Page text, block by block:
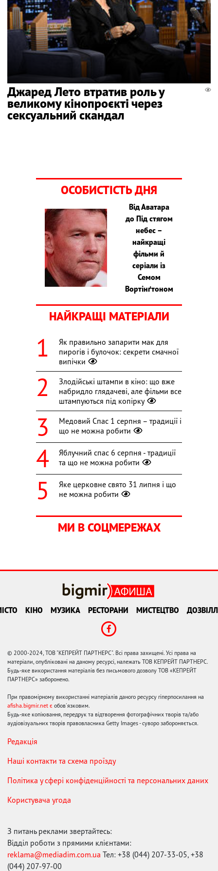
Джаред Лето втратив роль у
великому кінопроєкті через
сексуальний скандал
ОСОБИСТІСТЬ ДНЯ
Від Аватара
до Під стягом
небес –
найкращі
фільми й
серіали із
Семом
Вортінґтоном
НАЙКРАЩІ МАТЕРІАЛИ
Як правильно запарити мак для
пирогів і булочок: секрети смачної
випічки
Злодійські штампи в кіно: що вже
набридло глядачеві, але фільми все
штампуються під копірку
Медовий Спас 1 серпня – традиції і
що не можна робити
Яблучний спас 6 серпня - традиції
та що не можна робити
Яке церковне свято 31 липня і що
не можна робити
МИ В СОЦМЕРЕЖАХ
КІНО МУЗИКА РЕСТОРАНИ МИСТЕЦТВО
© 2000-2024, ТОВ "КЕПРЕЙТ ПАРТНЕРС". Всі права захищені. Усі права на
матеріали, опубліковані на даному ресурсі, належать ТОВ КЕПРЕЙТ ПАРТНЕРС.
Будь-яке використання матеріалів без письмового дозволу ТОВ «КЕПРЕЙТ
ПАРТНЕРС» заборонено.
При правомірному використанні матеріалів даного ресурсу гіперпосилання на
afisha.bigmir.net є обов'язковим.
Будь-яке копіювання, передрук та відтворення фотографічних творів та/або
аудіовізуальних творів правовласника Getty Images - суворо забороняється.
Редакція
Наші контакти та схема проїзду
Політика у сфері конфіденційності та персональних даних
Користувача угода
З питань реклами звертайтесь:
Відділ роботи з прямими клієнтами:
reklama@mediadim.com.ua Тел: +38 (044) 207-33-05, +38
(044) 207-97-00